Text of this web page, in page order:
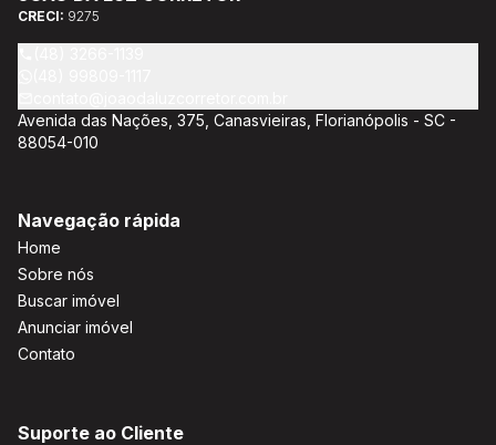
credenciado CEF; Análise da capacidade de compra e perfil
do cliente para aumentar o índice de assertividade na escolha
do imóvel; Trabalhamos com oportunidades de negócios.
CRECI: 9275
Avenida das Nações, 375, Canasvieiras, Florianópolis - SC -
88054-010
Navegação rápida
Home
Sobre nós
Buscar imóvel
Anunciar imóvel
Contato
Suporte ao Cliente